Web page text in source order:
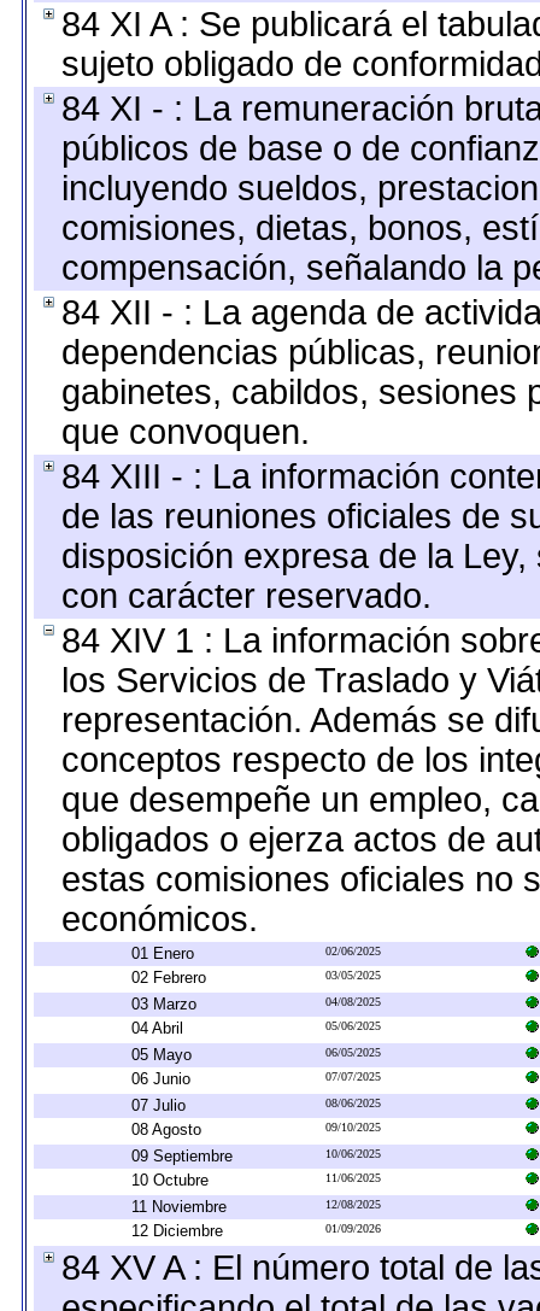
84 XI A : Se publicará el
sujeto obligado de
84 XI - : La remuneración
públicos de base o de
incluyendo sueldos,
comisiones, dietas, bonos,
compensación, señalando la
84 XII - : La agenda de
dependencias públicas,
gabinetes, cabildos, sesiones
que convoquen.
84 XIII - : La información
de las reuniones oficiales de
disposición expresa de la
con carácter reservado.
84 XIV 1 : La información
los Servicios de Traslado y
representación. Además se
conceptos respecto de los
que desempeñe un empleo,
obligados o ejerza actos de
estas comisiones oficiales no
económicos.
01 Enero 02/06/2025
02 Febrero 03/05/2025
03 Marzo 04/08/2025
04 Abril 05/06/2025
05 Mayo 06/05/2025
06 Junio 07/07/2025
07 Julio 08/06/2025
08 Agosto 09/10/2025
09 Septiembre 10/06/2025
10 Octubre 11/06/2025
11 Noviembre 12/08/2025
12 Diciembre 01/09/2026
84 XV A : El número total de